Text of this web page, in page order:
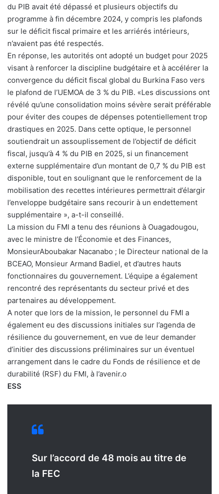
du PIB avait été dépassé et plusieurs objectifs du
programme à fin décembre 2024, y compris les plafonds
sur le déficit fiscal primaire et les arriérés intérieurs,
n’avaient pas été respectés.
En réponse, les autorités ont adopté un budget pour 2025
visant à renforcer la discipline budgétaire et à accélérer la
convergence du déficit fiscal global du Burkina Faso vers
le plafond de l’UEMOA de 3 % du PIB. «Les discussions ont
révélé qu’une consolidation moins sévère serait préférable
pour éviter des coupes de dépenses potentiellement trop
drastiques en 2025. Dans cette optique, le personnel
soutiendrait un assouplissement de l’objectif de déficit
fiscal, jusqu’à 4 % du PIB en 2025, si un financement
externe supplémentaire d’un montant de 0,7 % du PIB est
disponible, tout en soulignant que le renforcement de la
mobilisation des recettes intérieures permettrait d’élargir
l’enveloppe budgétaire sans recourir à un endettement
supplémentaire », a-t-il conseillé.
La mission du FMI a tenu des réunions à Ouagadougou,
avec le ministre de l’Économie et des Finances,
MonsieurAboubakar Nacanabo ; le Directeur national de la
BCEAO, Monsieur Armand Badiel, et d’autres hauts
fonctionnaires du gouvernement. L’équipe a également
rencontré des représentants du secteur privé et des
partenaires au développement.
A noter que lors de la mission, le personnel du FMI a
également eu des discussions initiales sur l’agenda de
résilience du gouvernement, en vue de leur demander
d’initier des discussions préliminaires sur un éventuel
arrangement dans le cadre du Fonds de résilience et de
durabilité (RSF) du FMI, à l’avenir.o
ESS
Sur l’accord de 48 mois au titre de
la FEC